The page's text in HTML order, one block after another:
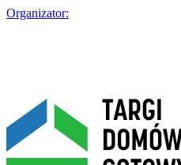
Organizator: